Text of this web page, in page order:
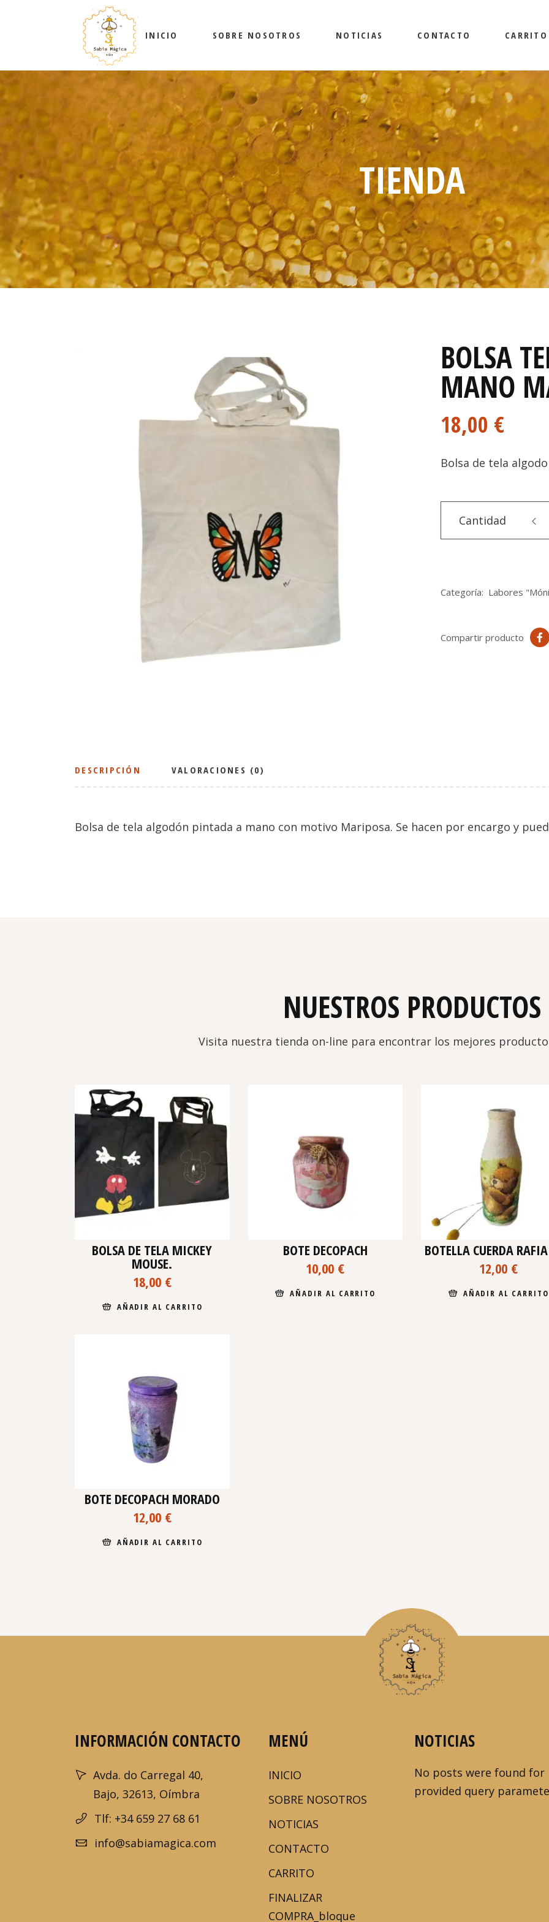
INICIO SOBRE NOSOTROS NOTICIAS CONTACTO CARRITO
TIENDA
BOLSA
MANO
18,00 €
Bolsa de tela
Cantidad
Categoría: Labores
Compartir producto
DESCRIPCIÓN VALORACIONES (0)
Bolsa de tela algodón pintada a mano con motivo Mariposa. Se hacen por encargo y
NUESTROS PRODUCTOS
Visita nuestra tienda on-line para encontrar los mejores
BOLSA DE TELA MICKEY
MOUSE.
18,00 €
AÑADIR AL CARRITO
BOTE DECOPACH
10,00 €
AÑADIR AL CARRITO
BOTELLA CUERDA
12,00 €
AÑADIR AL CARRITO
BOTE DECOPACH MORADO
12,00 €
AÑADIR AL CARRITO
INFORMACIÓN CONTACTO
Avda. do Carregal 40,
Bajo, 32613, Oímbra
Tlf: +34 659 27 68 61
info@sabiamagica.com
MENÚ
INICIO
SOBRE NOSOTROS
NOTICIAS
CONTACTO
CARRITO
FINALIZAR
COMPRA_bloque
NOTICIAS
No posts were found for
provided query